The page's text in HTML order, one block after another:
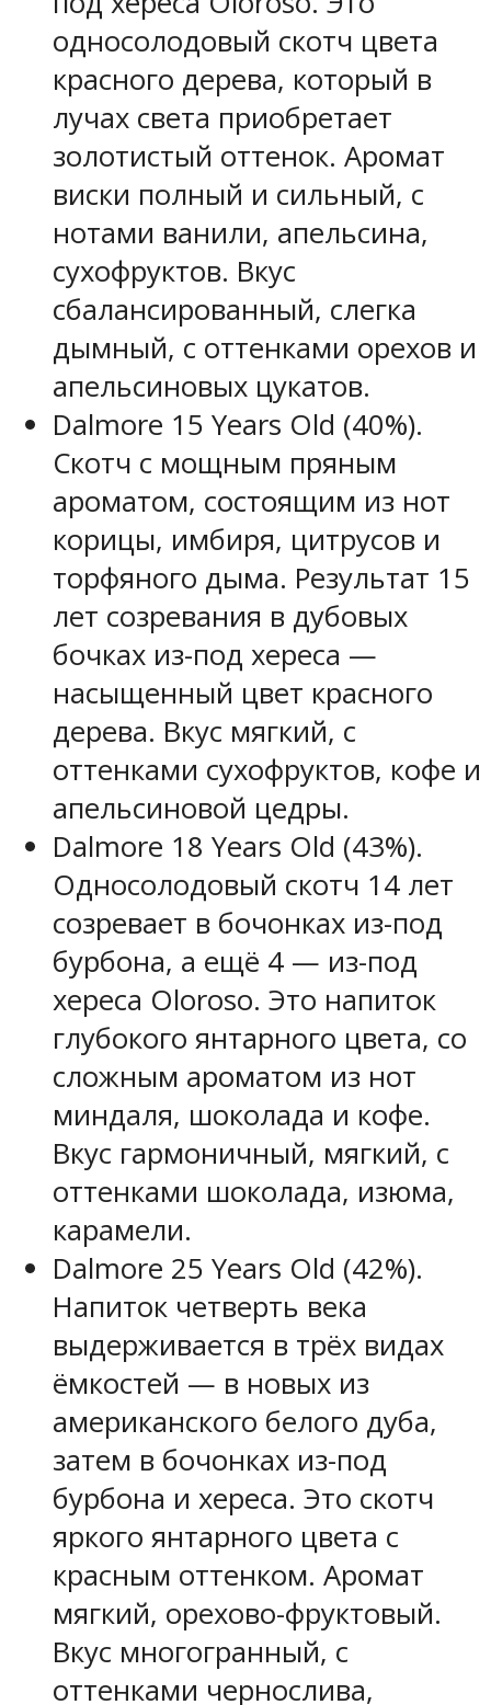
односолодовый скотч цвета
красного дерева, который в
лучах света приобретает
золотистый оттенок. Аромат
виски полный и сильный, с
нотами ванили, апельсина,
сухофруктов. Вкус
сбалансированный, слегка
дымный, с оттенками орехов и
апельсиновых цукатов.
Dalmore 15 Years Old (40%).
Скотч с мощным пряным
ароматом, состоящим из нот
корицы, имбиря, цитрусов и
торфяного дыма. Результат 15
лет созревания в дубовых
бочках из-под хереса —
насыщенный цвет красного
дерева. Вкус мягкий, с
оттенками сухофруктов, кофе и
апельсиновой цедры.
Dalmore 18 Years Old (43%).
Односолодовый скотч 14 лет
созревает в бочонках из-под
бурбона, а ещё 4 — из-под
хереса Oloroso. Это напиток
глубокого янтарного цвета, со
сложным ароматом из нот
миндаля, шоколада и кофе.
Вкус гармоничный, мягкий, с
оттенками шоколада, изюма,
карамели.
Dalmore 25 Years Old (42%).
Напиток четверть века
выдерживается в трёх видах
ёмкостей — в новых из
американского белого дуба,
затем в бочонках из-под
бурбона и хереса. Это скотч
яркого янтарного цвета с
красным оттенком. Аромат
мягкий, орехово-фруктовый.
Вкус многогранный, с
оттенками чернослива,